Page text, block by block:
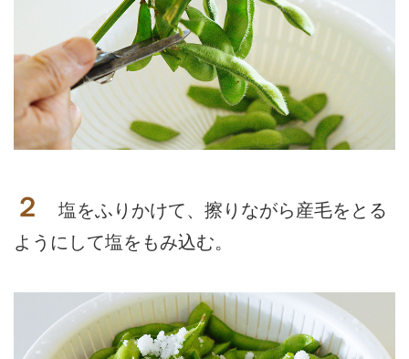
２
塩をふりかけて、擦りながら産毛をとる
ようにして塩をもみ込む。